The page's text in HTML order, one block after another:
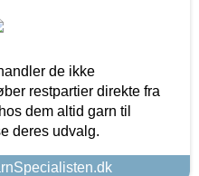
de ikke
restpartier direkte fra
dem altid garn til
deres udvalg.